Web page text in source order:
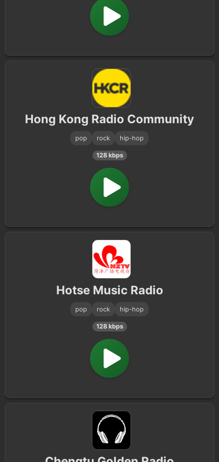
Hong Kong Radio Community
pop rock hip-hop
128 kbps
Hotse Music Radio
pop rock hip-hop
128 kbps